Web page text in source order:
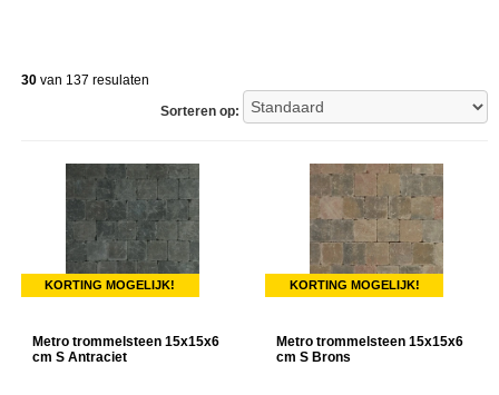
30van 137 resulaten
Sorteren op:
KORTING MOGELIJK!
Metro trommelsteen 15x15x6
cm S Antraciet
KORTING MOGELIJK!
Metro trommelsteen 15x15x6
cm S Brons